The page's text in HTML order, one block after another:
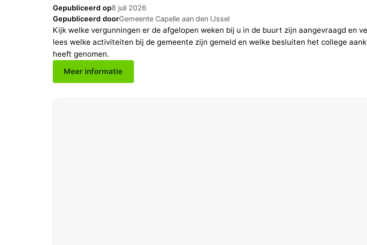
Gepubliceerd op8 juli 2026
Gepubliceerd doorGemeente Capelle aan den IJssel
Kijk welke vergunningen er de afgelopen weken bij u in de buurt zijn aangevraagd en
lees welke activiteiten bij de gemeente zijn gemeld en welke besluiten het college
heeft genomen.
Meer informatie